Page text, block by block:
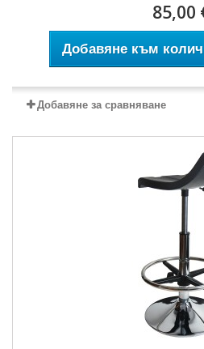
85,00
Добавяне към
Добавяне за сравняване